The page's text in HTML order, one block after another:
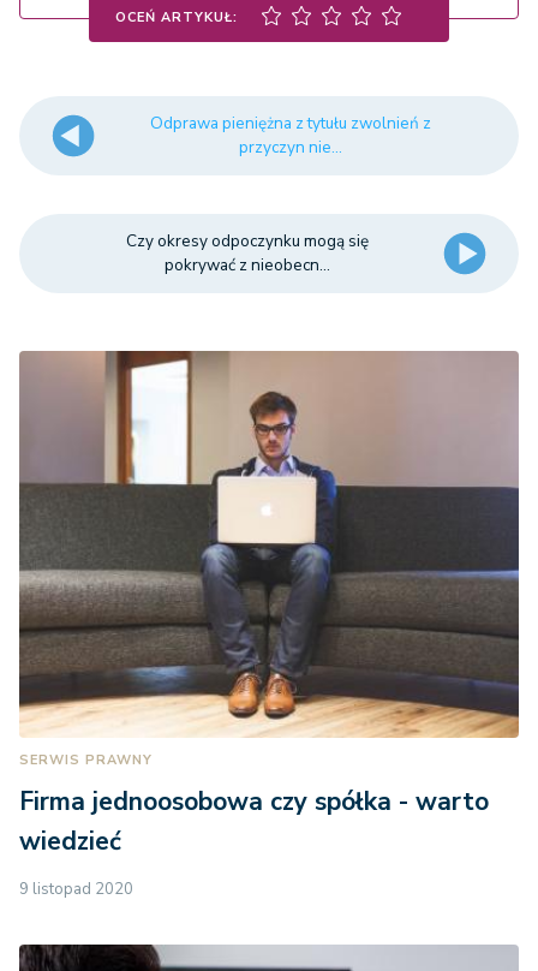
OCEŃ ARTYKUŁ:
Odprawa pieniężna z tytułu zwolnień z
przyczyn nie...
Czy okresy odpoczynku mogą się
pokrywać z nieobecn...
SERWIS PRAWNY
Firma jednoosobowa czy spółka - warto
wiedzieć
9 listopad 2020